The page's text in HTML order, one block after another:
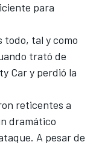
para
todo, tal y como
trató de
Car y perdió la
reticentes a
dramático
A pesar de